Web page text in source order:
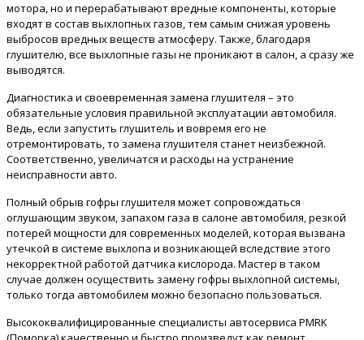
мотора, но и перерабатывают вредные компоненты, которые
входят в состав выхлопных газов, тем самым снижая уровень
выбросов вредных веществ атмосферу. Также, благодаря
глушителю, все выхлопные газы не проникают в салон, а сразу же
выводятся.
Диагностика и своевременная замена глушителя – это
обязательные условия правильной эксплуатации автомобиля.
Ведь, если запустить глушитель и вовремя его не
отремонтировать, то замена глушителя станет неизбежной.
Соответственно, увеличатся и расходы на устранение
неисправности авто.
Полный обрыв гофры глушителя может сопровождаться
оглушающим звуком, запахом газа в салоне автомобиля, резкой
потерей мощности для современных моделей, которая вызвана
утечкой в системе выхлопа и возникающей вследствие этого
некорректной работой датчика кислорода. Мастер в таком
случае должен осуществить замену гофры выхлопной системы,
только тогда автомобилем можно безопасно пользоваться.
Высококвалифицированные специалисты автосервиса PMRK